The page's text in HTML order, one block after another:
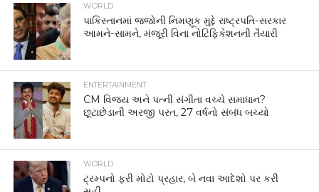
WORLD
પાકિસ્તાનમાં જજોની નિમણૂક મુદ્દે રાષ્ટ્રપતિ-સરકાર
આમને-સામને, મંજૂરી વિના નોટિફિકેશનની તૈયારી
ENTERTAINMENT
CM વિજય અને પત્ની સંગીતા વચ્ચે સમાધાન?
છૂટાછેડાની અરજી પરત, 27 વર્ષનો સંબંધ બચ્યો
WORLD
ટ્રમ્પનો ફરી મોટો પ્રહાર, બે નવા આદેશો પર કરી